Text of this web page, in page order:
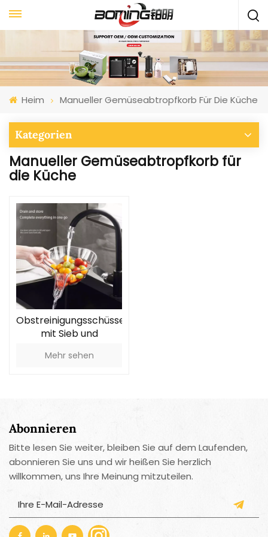
Heim Manueller Gemüseabtropfkorb Für Die Küche
Kategorien
Manueller Gemüseabtropfkorb für
die Küche
Obstreinigungsschüssel
mit Sieb und
Mehr sehen
Abonnieren
Bitte lesen Sie weiter, bleiben Sie auf dem Laufenden,
abonnieren Sie uns und wir heißen Sie herzlich
willkommen, uns Ihre Meinung mitzuteilen.